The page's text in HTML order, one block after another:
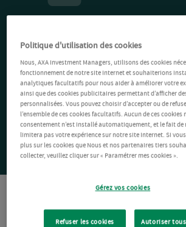
Politique d'utilisation des cookies
Nous, AXA Investment Managers, utilisons des cookies
fonctionnement de notre site Internet et souhaiterions
analytiques facultatifs pour nous aider à améliorer votre
ainsi que des cookies publicitaires permettant d’afficher
personnalisées. Vous pouvez choisir d’accepter ou de
l’ensemble de ces cookies facultatifs. Aucun de ces
consentement n’est installé automatiquement, et le fait de
limitera pas votre expérience sur notre site Internet. Si
plus sur les cookies que Nous et nos partenaires tiers
collecter, veuillez cliquer sur « Paramétrer mes cookies ».
Gérez vos cookies
Refuser les cookies Autoriser